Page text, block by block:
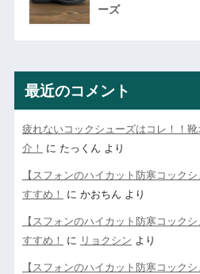
ーズ
最近のコメント
疲れないコックシューズはコレ！！
介！
に たっくん より
【スフォンのハイカット防寒コック
すすめ！
に かおちん より
【スフォンのハイカット防寒コック
すすめ！
に リョクシン より
【スフォンのハイカット防寒コック